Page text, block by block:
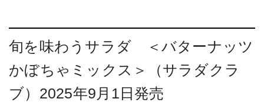
旬を味わうサラダ ＜バターナッツ
かぼちゃミックス＞（サラダクラ
ブ）2025年9月1日発売